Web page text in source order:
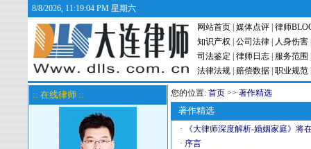
8/8/2026, 11:19:05 PM 星期六
网站首页 媒体点评 律师
知识产权
公司法律 人身伤害
司法鉴定
律师日志 服务范围
法律法规
赔偿数据 职业规范
:: 在线律师 :: 您的位置: 首页>> 著作精选
著作精选
·
《大律师深度解析-婚姻家庭》将
· 序言